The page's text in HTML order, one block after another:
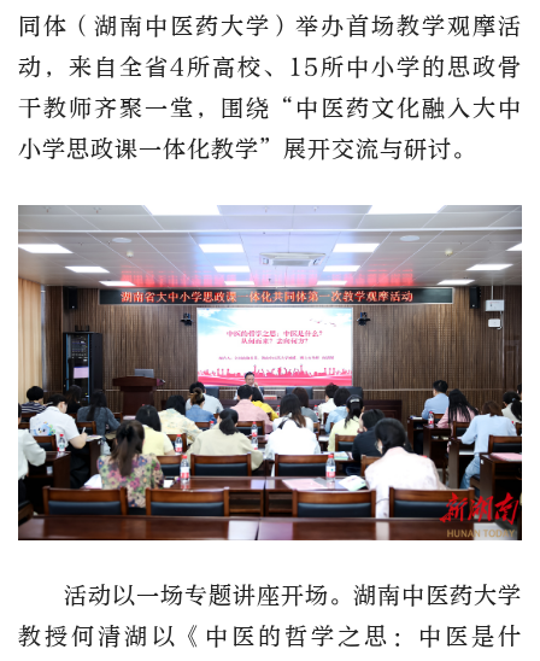
同体（湖南中医药大学）举办首场教学观摩活
动，来自全省4所高校、 15所中小学的思政骨
干教师齐聚一堂，围绕“中医药文化融入大中
小学思政课一体化教学”展开交流与研讨。
活动以一场专题讲座开场。湖南中医药大学
教授何清湖以《中医的哲学之思：中医是什